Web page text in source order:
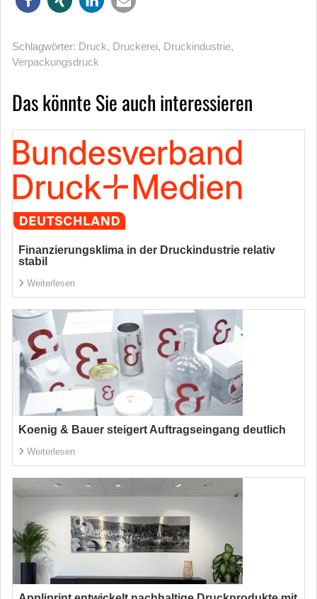
Schlagwörter: Druck, Druckerei, Druckindustrie,
Verpackungsdruck
Das könnte Sie auch interessieren
Finanzierungsklima in der Druckindustrie relativ
stabil
Weiterlesen
Koenig & Bauer steigert Auftragseingang deutlich
Weiterlesen